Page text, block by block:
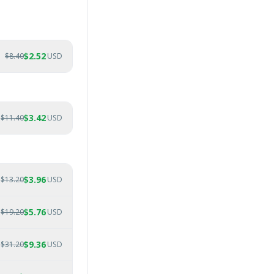
$8.40$2.52USD
$11.40$3.42USD
$13.20$3.96USD
$19.20$5.76USD
$31.20$9.36USD